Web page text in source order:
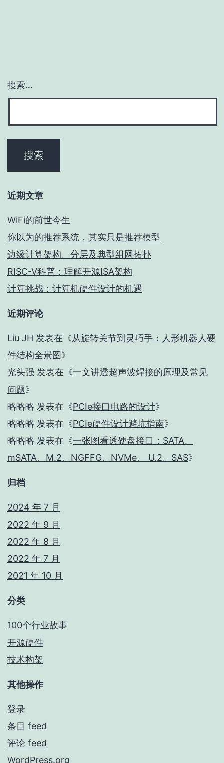
搜索…
近期文章
WiFi的前世今生
你以为的推荐系统，其实只是推荐模型
边缘计算架构、分层及典型组网拓扑
RISC-V科普：理解开源ISA架构
计算挑战：计算机硬件设计的机遇
近期评论
Liu JH 发表在《从旋转关节到灵巧手：人形机器人硬
件结构全景图》
光头强 发表在《一文讲透超声波焊接的原理及常见
问题》
略略略 发表在《PCIe接口电路的设计》
略略略 发表在《PCIe硬件设计避坑指南》
略略略 发表在《一张图看透硬盘接口：SATA、
mSATA、M.2、NGFFG、NVMe、 U.2、SAS》
归档
2024 年 7 月
2022 年 9 月
2022 年 8 月
2022 年 7 月
2021 年 10 月
分类
100个行业故事
开源硬件
技术构架
其他操作
登录
条目 feed
评论 feed
WordPress.org